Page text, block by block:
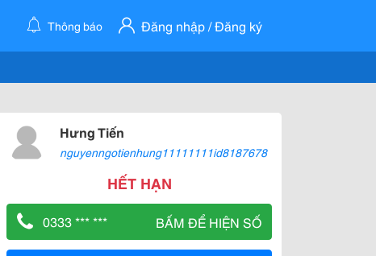
Thông báo Đăng nhập / Đăng ký
Hưng Tiến
nguyenngotienhung11111111id8187678
HẾT HẠN
0333 *** *** BẤM ĐỂ HIỆN SỐ